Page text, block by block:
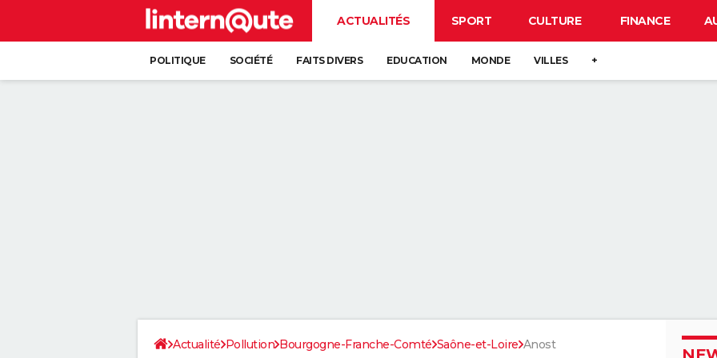
ACTUALITÉS SPORT CULTURE FINANCE
POLITIQUE SOCIÉTÉ FAITS DIVERS EDUCATION MONDE VILLES +
Actualité Pollution Bourgogne-Franche-Comté Saône-et-Loire Anost